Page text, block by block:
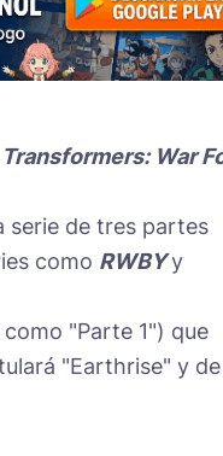
Transformers: War
serie de tres partes
como RWBYy
"Parte 1") que
"Earthrise" y